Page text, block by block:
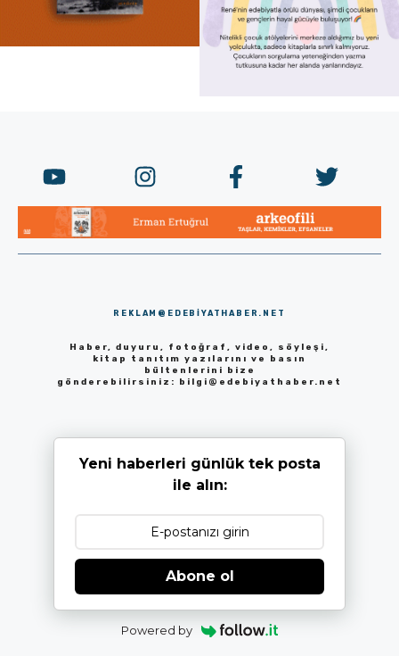
REKLAM@EDEBIYATHABER.NET
Haber, duyuru, fotoğraf, video, söyleşi,
kitap tanıtım yazılarını ve basın
bültenlerini bize
gönderebilirsiniz:
bilgi@edebiyathaber.net
Yeni haberleri günlük tek posta
ile alın:
Abone ol
Powered by